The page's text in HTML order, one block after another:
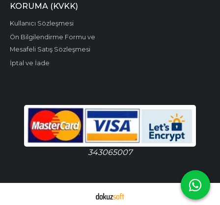
KORUMA (KVKK)
Kullanıcı Sözleşmesi
Ön Bilgilendirme Formu ve
Mesafeli Satış Sözleşmesi
İptal ve İade
343065007